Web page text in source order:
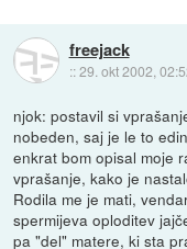
freejack
::29. okt 2002,
njok: postavil si
nobeden, saj je le to
enkrat bom opisal moje
vprašanje, kako je
Rodila me je mati,
spermijeva oploditev
pa "del" matere, ki sta